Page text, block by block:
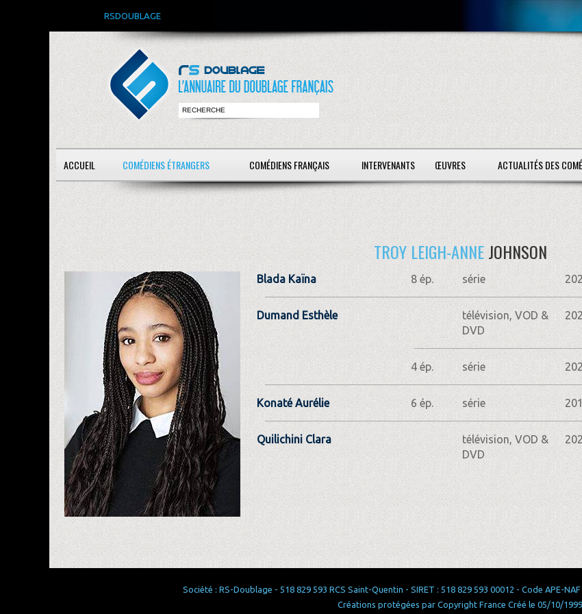
RSDOUBLAGE
ACCUEIL COMÉDIENS ÉTRANGERS COMÉDIENS FRANÇAIS INTERVENANTS ŒUVRES ACTUALITÉS DES
TROY LEIGH-ANNEJOHNSON
Blada Kaïna 8 ép. série
Dumand Esthèle
télévision, VOD &
DVD
4 ép. série
Konaté Aurélie 6 ép. série
Quilichini Clara
télévision, VOD &
DVD
Société : RS-Doublage - 518 829 593 RCS Saint-Quentin - SIRET : 518 829 593 00012 - Code APE-
Créations protégées par Copyright France Créé le 05/10/1999